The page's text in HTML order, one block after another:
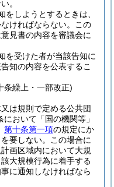
。
をしようとするときは、
ければならない。
この
見書の内容を審議会に
を受けた者が当該告知に
知の内容を公表するこ
条繰上・一部改正)
は規則で定める公共団
において「国の機関等」
第十条第一項の規定にか
要しない。
この場合に
画区域内において大規
大規模行為に着手する
に通知しなければなら